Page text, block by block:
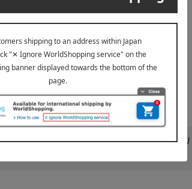
1
1件 (1/1ページ）
ク